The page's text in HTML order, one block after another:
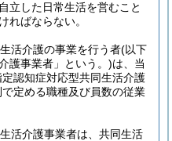
立した日常生活を営むこと
ればならない。
活介護の事業を行う者(以下
護事業者」という。)は、当
認知症対応型共同生活介護
で定める職種及び員数の従業
活介護事業者は、共同生活